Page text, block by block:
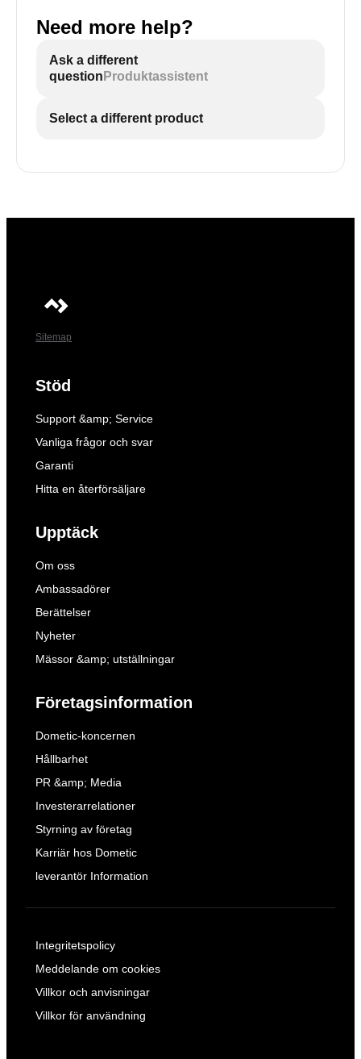
Need more help?
Ask a different
question Produktassistent
Select a different product
Sitemap
Stöd
Support &amp; Service
Vanliga frågor och svar
Garanti
Hitta en återförsäljare
Upptäck
Om oss
Ambassadörer
Berättelser
Nyheter
Mässor &amp; utställningar
Företagsinformation
Dometic-koncernen
Hållbarhet
PR &amp; Media
Investerarrelationer
Styrning av företag
Karriär hos Dometic
leverantör Information
Integritetspolicy
Meddelande om cookies
Villkor och anvisningar
Villkor för användning